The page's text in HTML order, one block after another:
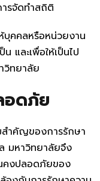
รจัดทำสถิติ
คคลหรือหน่วยงาน
และเพื่อให้เป็นไป
วิทยาลัย
อดภัย
ำคัญของการรักษา
มหาวิทยาลัยจึง
คงปลอดภัยของ